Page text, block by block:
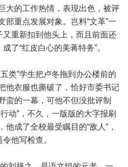
大的工作热情，表现出色，被评
部重点发展对象。岂料“文革”一
又重新扣到他头上，而且前面还
了“红皮白心的美蒋特务”。
类”学生把卢冬拖到办公楼前的
他衣服也撕破了，恰好市委书记
蛮的一幕，可他不但没批评制
动”，不久，一版版的大字报刷
成了全校最受瞩目的“敌人”，
他写检查。